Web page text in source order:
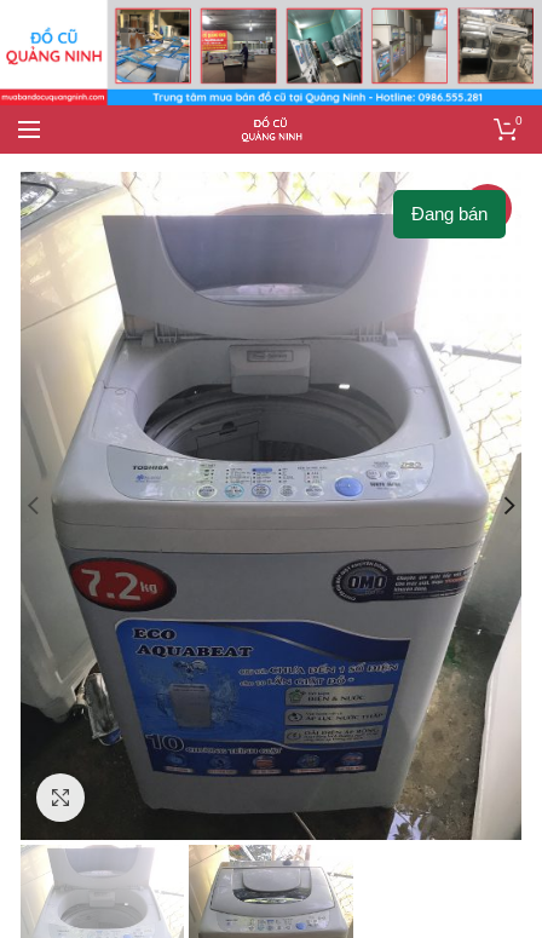
0
-15%
Click to enlarge
Đang bán